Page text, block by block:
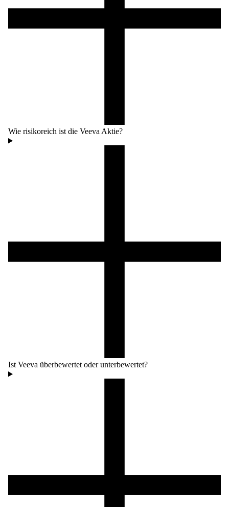
Wie risikoreich ist die Veeva Aktie?
Ist Veeva überbewertet oder unterbewertet?